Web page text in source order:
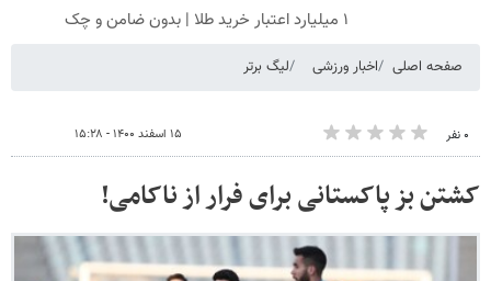
۱ میلیارد اعتبار خرید طلا | بدون ضامن و چک
صفحه اصلی اخبار ورزشی لیگ برتر
۰ نفر ۱۵ اسفند ۱۴۰۰ - ۱۵:۲۸
کشتن بز پاکستانی برای فرار از ناکامی!